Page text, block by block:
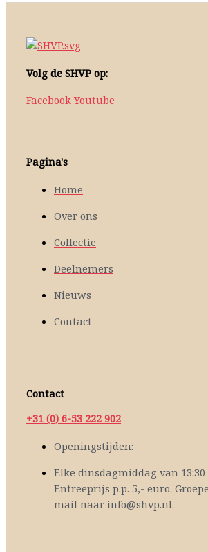
Volg de SHVP op:
Facebook Youtube
Pagina's
Home
Over ons
Collectie
Deelnemers
Nieuws
Contact
Contact
+31 (0) 6-53 222 902
Openingstijden:
Elke dinsdagmiddag van 13:30
Entreeprijs p.p. 5,- euro.
mail naar info@shvp.nl.